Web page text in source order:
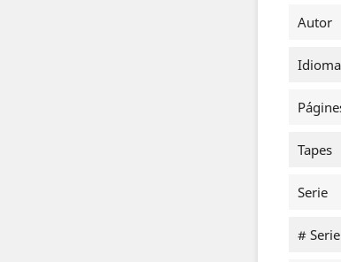
Autor
Idioma
Tapes
Serie
# Serie